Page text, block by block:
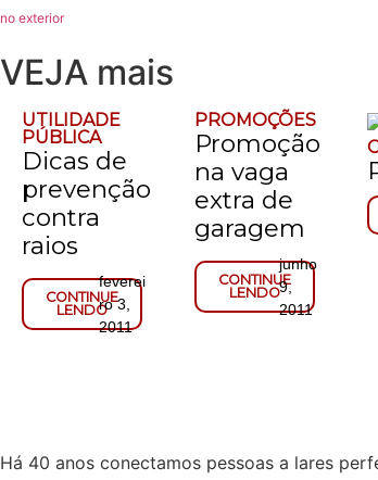
no exterior
VEJA mais
UTILIDADE
PÚBLICA
Dicas de
prevenção
contra
raios
CONTINUE
LENDO
feverei
ro 3,
2011
PROMOÇÕES
Promoção
na vaga
extra de
garagem
CONTINUE
LENDO
junho
9,
2011
Há 40 anos conectamos pessoas a lares